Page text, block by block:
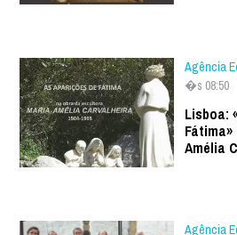
Agência
�s 08:50
Lisboa:
Amélia
Agência